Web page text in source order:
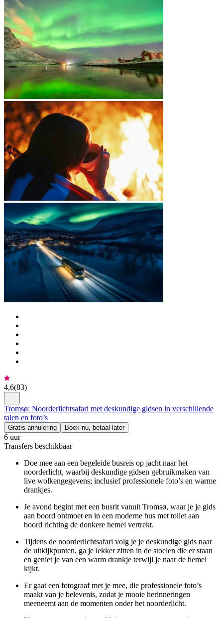
4,6(83)
Tromsø: Noorderlichtsafari met deskundige gidsen in verschillende
talen en foto’s
Gratis annulering Boek nu, betaal later
6 uur
Transfers beschikbaar
Doe mee aan een begeleide busreis op jacht naar het
noorderlicht, waarbij deskundige gidsen gebruikmaken van
live wolkengegevens; inclusief professionele foto’s en warme
drankjes.
Je avond begint met een busrit vanuit Tromsø, waar je je gids
aan boord ontmoet en in een moderne bus met toilet aan
boord richting de donkere hemel vertrekt.
Tijdens de noorderlichtsafari volg je je deskundige gids naar
de uitkijkpunten, ga je lekker zitten in de stoelen die er staan
en geniet je van een warm drankje terwijl je naar de hemel
kijkt.
Er gaat een fotograaf met je mee, die professionele foto’s
maakt van je belevenis, zodat je mooie herinneringen
meeneemt aan de momenten onder het noorderlicht.